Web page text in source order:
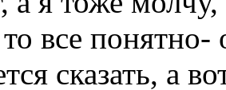
все понятно-
сказать, а